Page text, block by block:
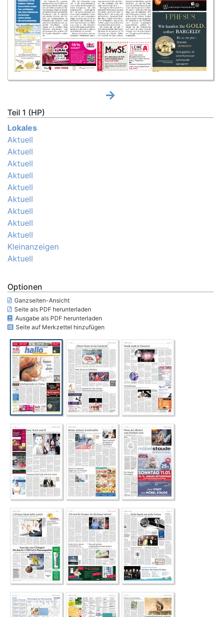
Teil 1 (HP)
Lokales
Aktuell
Aktuell
Aktuell
Aktuell
Aktuell
Aktuell
Aktuell
Aktuell
Aktuell
Kleinanzeigen
Aktuell
Optionen
Ganzseiten-Ansicht
Seite als PDF herunterladen
Ausgabe als PDF herunterladen
Seite auf Merkzettel hinzufügen